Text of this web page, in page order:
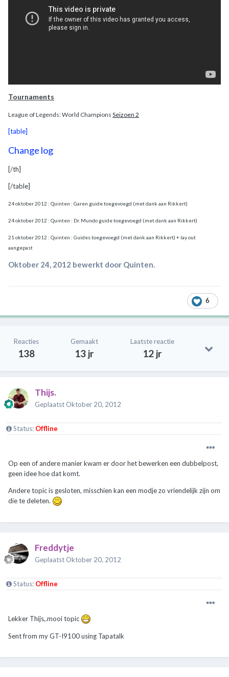
Tournaments
League of Legends: World Champions Seizoen 2
[table]
Change log
[/th]
[/table]
24 oktober 2012 : Quinten : Garen guide toegevoegd (met dank aan Rikkert)
24 oktober 2012 : Quinten : Dr. Mundo guide toegevoegd (met dank aan Rikkert)
21 oktober 2012 : Quinten : Guides toegevoegd (met dank aan Rikkert) + lay out
aangepast
Oktober 24, 2012 bewerkt door Quinten.
6
Reacties
138
Gemaakt
13 jr
Laatste reactie
12 jr
Thijs.
Geplaatst Oktober 20, 2012
Status: Offline
Op een of andere manier kwam er door het bewerken een dubbelpost,
geen idee hoe dat komt.
Andere topic is gesloten, misschien kan een modje zo vriendelijk zijn om
die te deleten.
Freddytje
Geplaatst Oktober 20, 2012
Status: Offline
Lekker Thijs,.mooi topic
Sent from my GT-I9100 using Tapatalk